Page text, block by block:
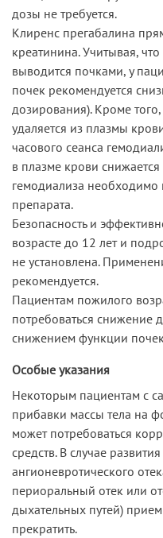
дозы не требуется.
Клиренс прегабалина
креатинина. Учитывая,
выводится почками, у
почек рекомендуется
дозирования). Кроме
удаляется из плазмы
часового сеанса
в плазме крови
гемодиализа необходимо
препарата.
Безопасность и
возрасте до 12 лет и
не установлена.
рекомендуется.
Пациентам пожилого
потребоваться снижение
снижением функции
Особые указания
Некоторым пациентам с
прибавки массы тела на
может потребоваться
средств. В случае
ангионевротического
периоральный отек или
дыхательных путей)
прекратить.